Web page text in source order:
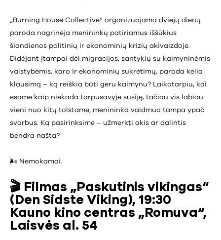
„Burning House Collective“ organizuojama dviejų dienų
paroda nagrinėja menininkų patiriamus iššūkius
šiandienos politinių ir ekonominių krizių akivaizdoje.
Didėjant įtampai dėl migracijos, santykių su kaimyninėmis
valstybėmis, karo ir ekonominių sukrėtimų, paroda kelia
klausimą – ką reiškia būti geru kaimynu? Laikotarpiu, kai
esame kaip niekada tarpusavyje susiję, tačiau vis labiau
vieni nuo kitų tolstame, menininko vaidmuo tampa ypač
svarbus. Ką pasirinksime – užmerkti akis ar dalintis
bendra našta?
🌬️ Nemokamai.
🎬 Filmas „Paskutinis vikingas“
(Den Sidste Viking), 19:30
Kauno kino centras „Romuva“,
Laisvės al. 54